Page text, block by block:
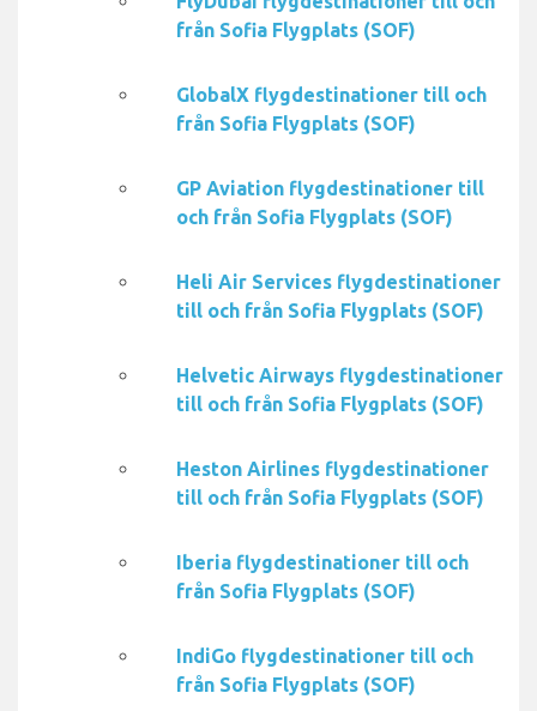
från Sofia Flygplats (SOF)
GlobalX flygdestinationer till och
från Sofia Flygplats (SOF)
GP Aviation flygdestinationer till
och från Sofia Flygplats (SOF)
Heli Air Services flygdestinationer
till och från Sofia Flygplats (SOF)
Helvetic Airways flygdestinationer
till och från Sofia Flygplats (SOF)
Heston Airlines flygdestinationer
till och från Sofia Flygplats (SOF)
Iberia flygdestinationer till och
från Sofia Flygplats (SOF)
IndiGo flygdestinationer till och
från Sofia Flygplats (SOF)